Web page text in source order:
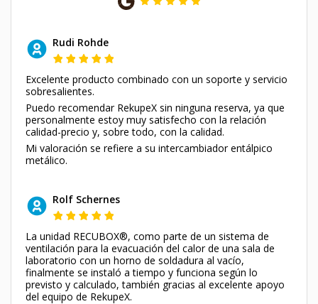
Rudi Rohde
Excelente producto combinado con un soporte y servicio
sobresalientes.
Puedo recomendar RekupeX sin ninguna reserva, ya que
personalmente estoy muy satisfecho con la relación
calidad-precio y, sobre todo, con la calidad.
Mi valoración se refiere a su intercambiador entálpico
metálico.
Rolf Schernes
La unidad RECUBOX®, como parte de un sistema de
ventilación para la evacuación del calor de una sala de
laboratorio con un horno de soldadura al vacío,
finalmente se instaló a tiempo y funciona según lo
previsto y calculado, también gracias al excelente apoyo
del equipo de RekupeX.